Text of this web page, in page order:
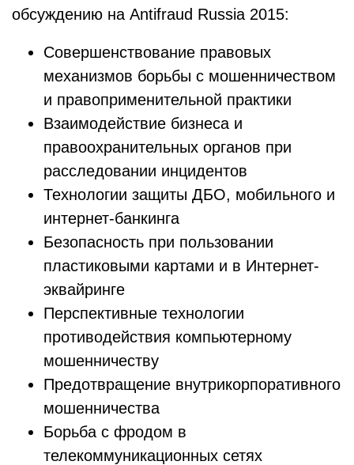
обсуждению на Antifraud Russia 2015:
Совершенствование правовых
механизмов борьбы с мошенничеством
и правоприменительной практики
Взаимодействие бизнеса и
правоохранительных органов при
расследовании инцидентов
Технологии защиты ДБО, мобильного и
интернет-банкинга
Безопасность при пользовании
пластиковыми картами и в Интернет-
эквайринге
Перспективные технологии
противодействия компьютерному
мошенничеству
Предотвращение внутрикорпоративного
мошенничества
Борьба с фродом в
телекоммуникационных сетях